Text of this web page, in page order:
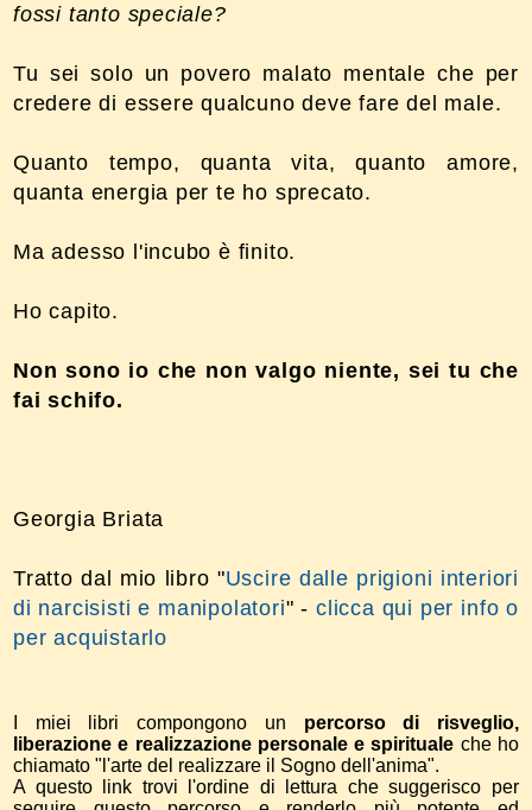
fossi tanto speciale?
Tu sei solo un povero malato mentale che per
credere di essere qualcuno deve fare del male.
Quanto tempo, quanta vita, quanto amore,
quanta energia per te ho sprecato.
Ma adesso l'incubo è finito.
Ho capito.
Non sono io che non valgo niente, sei tu che
fai schifo.
Georgia Briata
Tratto dal mio libro "Uscire dalle prigioni interiori
di narcisisti e manipolatori" - clicca qui per info o
per acquistarlo
I miei libri compongono un percorso di risveglio,
liberazione e realizzazione personale e spirituale che ho
chiamato "l'arte del realizzare il Sogno dell'anima".
A questo link trovi l'ordine di lettura che suggerisco per